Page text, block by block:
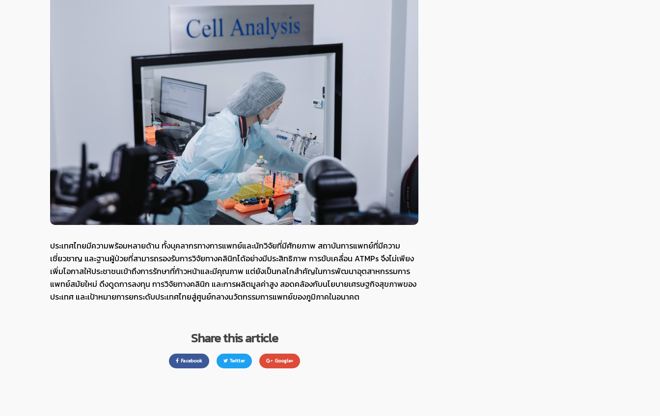
ประเทศไทยมีความพร้อมหลายด้าน ทั้งบุคลากรทางการแพทย์และนักวิจัยที่มีศักยภาพ สถาบันการแพทย์ที่มีความ
เชี่ยวชาญ และฐานผู้ป่วยที่สามารถรองรับการวิจัยทางคลินิกได้อย่างมีประสิทธิภาพ การขับเคลื่อน ATMPs จึงไม่เพียง
เพิ่มโอกาสให้ประชาชนเข้าถึงการรักษาที่ก้าวหน้าและมีคุณภาพ แต่ยังเป็นกลไกสำคัญในการพัฒนาอุตสาหกรรมการ
แพทย์สมัยใหม่ ดึงดูดการลงทุน การวิจัยทางคลินิก และการผลิตมูลค่าสูง สอดคล้องกับนโยบายเศรษฐกิจสุขภาพของ
ประเทศ และเป้าหมายการยกระดับประเทศไทยสู่ศูนย์กลางนวัตกรรมการแพทย์ของภูมิภาคในอนาคต
Share this article
Facebook Twitter Google+